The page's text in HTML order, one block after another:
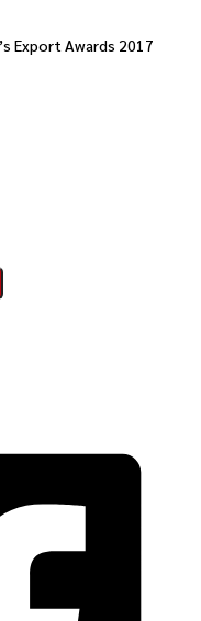
Export Awards 2017